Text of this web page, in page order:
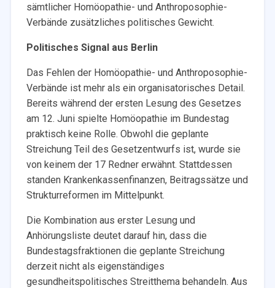
sämtlicher Homöopathie- und Anthroposophie-
Verbände zusätzliches politisches Gewicht.
Politisches Signal aus Berlin
Das Fehlen der Homöopathie- und Anthroposophie-
Verbände ist mehr als ein organisatorisches Detail.
Bereits während der ersten Lesung des Gesetzes
am 12. Juni spielte Homöopathie im Bundestag
praktisch keine Rolle. Obwohl die geplante
Streichung Teil des Gesetzentwurfs ist, wurde sie
von keinem der 17 Redner erwähnt. Stattdessen
standen Krankenkassenfinanzen, Beitragssätze und
Strukturreformen im Mittelpunkt.
Die Kombination aus erster Lesung und
Anhörungsliste deutet darauf hin, dass die
Bundestagsfraktionen die geplante Streichung
derzeit nicht als eigenständiges
gesundheitspolitisches Streitthema behandeln. Aus